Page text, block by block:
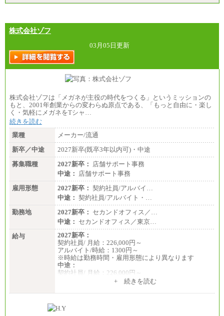
株式会社ゾフ
03月05日更新
株式会社ゾフは「メガネが主役の時代をつくる」というミッションの
もと、2001年創業からの変わらぬ原点である、「もっと自由に・楽し
く・気軽にメガネをTシャ…
続きを読む
業種
メーカー/流通
新卒／中途
2027新卒(既卒3年以内可)・中途
募集職種
2027新卒： 店舗サポート事務
中途： 店舗サポート事務
雇用形態
2027新卒： 契約社員/アルバイ…
中途： 契約社員/アルバイト・…
勤務地
2027新卒： セカンドオフィス／…
中途： セカンドオフィス／東京…
給与
2027新卒：
契約社員/ 月給：226,000円～
アルバイト/時給：1300円～
※時給は勤務時間・雇用形態により異なります
中途：
契約社員/ 月給：226,000円～
アルバイト/時給：1300円～
+ 続きを読む